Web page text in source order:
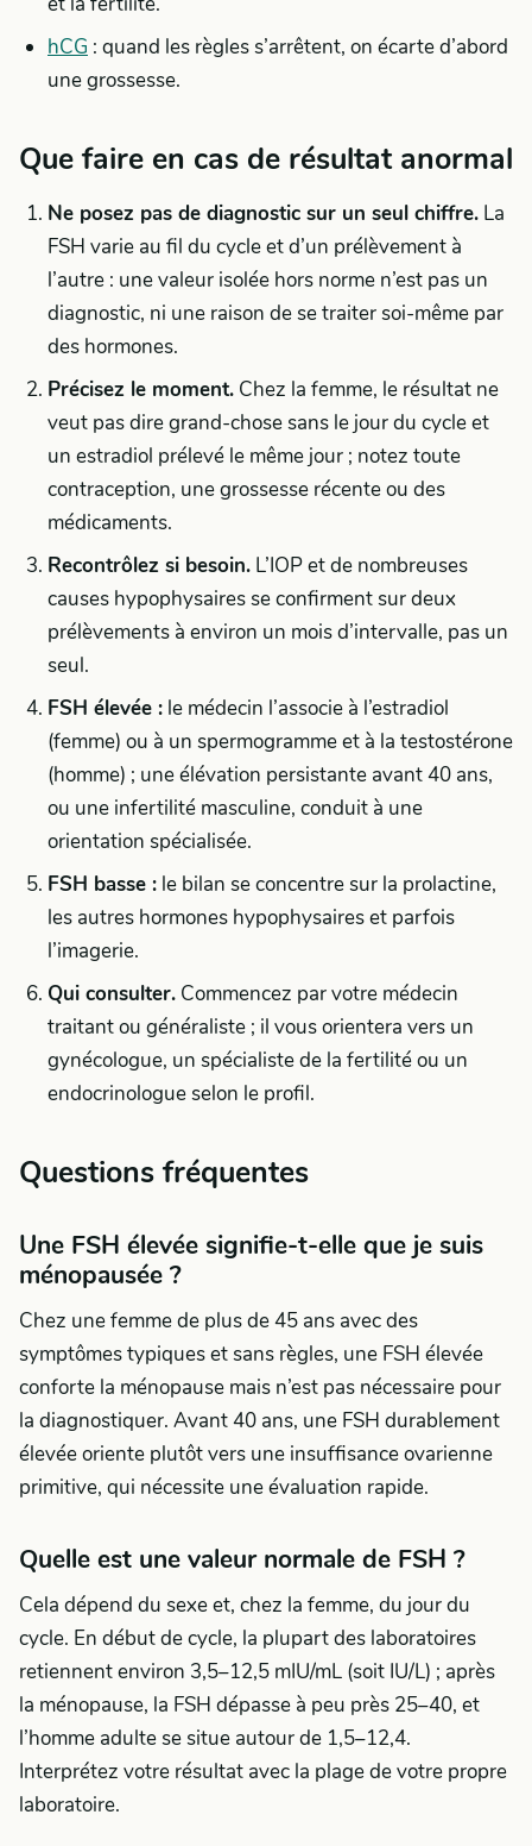
hCG : quand les règles s’arrêtent, on écarte d’abord
une grossesse.
Que faire en cas de résultat anormal
Ne posez pas de diagnostic sur un seul chiffre. La
FSH varie au fil du cycle et d’un prélèvement à
l’autre : une valeur isolée hors norme n’est pas un
diagnostic, ni une raison de se traiter soi-même par
des hormones.
Précisez le moment. Chez la femme, le résultat ne
veut pas dire grand-chose sans le jour du cycle et
un estradiol prélevé le même jour ; notez toute
contraception, une grossesse récente ou des
médicaments.
Recontrôlez si besoin. L’IOP et de nombreuses
causes hypophysaires se confirment sur deux
prélèvements à environ un mois d’intervalle, pas un
seul.
FSH élevée : le médecin l’associe à l’estradiol
(femme) ou à un spermogramme et à la testostérone
(homme) ; une élévation persistante avant 40 ans,
ou une infertilité masculine, conduit à une
orientation spécialisée.
FSH basse : le bilan se concentre sur la prolactine,
les autres hormones hypophysaires et parfois
l’imagerie.
Qui consulter. Commencez par votre médecin
traitant ou généraliste ; il vous orientera vers un
gynécologue, un spécialiste de la fertilité ou un
endocrinologue selon le profil.
Questions fréquentes
Une FSH élevée signifie-t-elle que je suis
ménopausée ?
Chez une femme de plus de 45 ans avec des
symptômes typiques et sans règles, une FSH élevée
conforte la ménopause mais n’est pas nécessaire pour
la diagnostiquer. Avant 40 ans, une FSH durablement
élevée oriente plutôt vers une insuffisance ovarienne
primitive, qui nécessite une évaluation rapide.
Quelle est une valeur normale de FSH ?
Cela dépend du sexe et, chez la femme, du jour du
cycle. En début de cycle, la plupart des laboratoires
retiennent environ 3,5–12,5 mIU/mL (soit IU/L) ; après
la ménopause, la FSH dépasse à peu près 25–40, et
l’homme adulte se situe autour de 1,5–12,4.
Interprétez votre résultat avec la plage de votre propre
laboratoire.